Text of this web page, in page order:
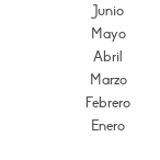
Junio
Mayo
Abril
Marzo
Febrero
Enero